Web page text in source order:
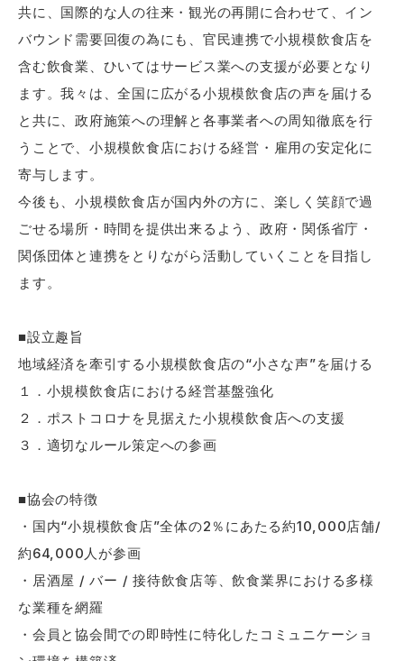
共に、国際的な⼈の往来・観光の再開に合わせて、イン
バウンド需要回復の為にも、官⺠連携で⼩規模飲⾷店を
含む飲⾷業、ひいてはサービス業への⽀援が必要となり
ます。我々は、全国に広がる⼩規模飲⾷店の声を届ける
と共に、政府施策への理解と各事業者への周知徹底を行
うことで、⼩規模飲⾷店における経営・雇⽤の安定化に
寄与します。
今後も、⼩規模飲⾷店が国内外の⽅に、楽しく笑顔で過
ごせる場所・時間を提供出来るよう、政府・関係省庁・
関係団体と連携をとりながら活動していくことを⽬指し
ます。
■設立趣旨
地域経済を牽引する⼩規模飲⾷店の“⼩さな声”を届ける
１．⼩規模飲⾷店における経営基盤強化
２．ポストコロナを⾒据えた⼩規模飲⾷店への⽀援
３．適切なルール策定への参画
■協会の特徴
・国内“⼩規模飲⾷店”全体の2％にあたる約10,000店舗/
約64,000⼈が参画
・居酒屋 / バー / 接待飲⾷店等、飲⾷業界における多様
な業種を網羅
・会員と協会間での即時性に特化したコミュニケーショ